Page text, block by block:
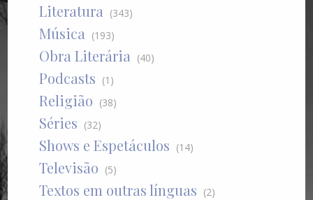
Literatura (343)
Música (193)
Obra Literária (40)
Podcasts (1)
Religião (38)
Séries (32)
Shows e Espetáculos (14)
Televisão (5)
Textos em outras línguas (2)